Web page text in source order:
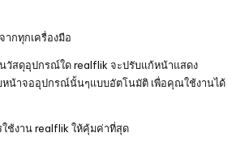
ากทุกเครื่องมือ
วัสดุอุปกรณ์ใด realflik จะปรับแก้หน้าแสดง
หน้าจออุปกรณ์นั้นๆแบบอัตโนมัติ เพื่อคุณใช้งานได้
ใช้งาน realflik ให้คุ้มค่าที่สุด